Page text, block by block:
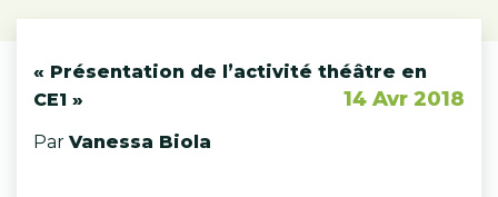
« Présentation de l’activité théâtre en
CE1 »
14 Avr 2018
Par Vanessa Biola